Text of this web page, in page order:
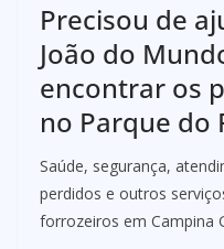
Precisou de
João do
encontrar os
no Parque do
Saúde, segurança,
perdidos e outros
forrozeiros em Campina